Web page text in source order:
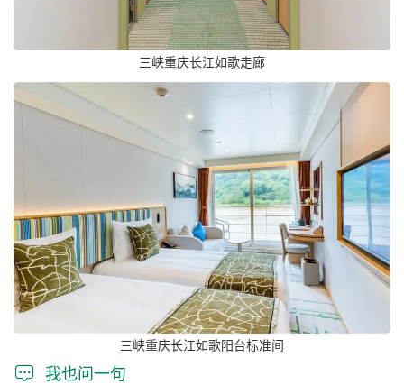
三峡重庆长江如歌走廊
三峡重庆长江如歌阳台标准间
 我也问一句